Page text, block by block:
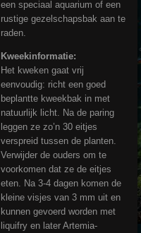
een speciaal aquarium of een
rustige gezelschapsbak aan te
raden.
Kweekinformatie:
Het kweken gaat vrij
eenvoudig: richt een goed
beplantte kweekbak in met
natuurlijk licht. Na de paring
leggen ze zo’n 30 eitjes
verspreid tussen de planten.
Verwijder de ouders om te
voorkomen dat ze de eitjes
eten. Na 3-4 dagen komen de
kleine visjes van 3 mm uit en
kunnen gevoerd worden met
liquifry en later Artemia-